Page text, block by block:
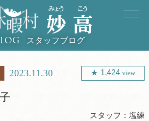
スタッフブログ
2023.11.30 1,424view
スタッフ：塩練